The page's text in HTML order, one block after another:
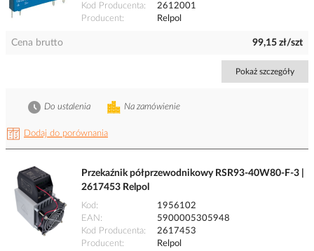
Kod Producenta
2612001
Producent
Relpol
Cena brutto 99,15 zł/szt
Pokaż szczegóły
Dodaj do porównania
Na zamówienie
Do ustalenia
Przekaźnik półprzewodnikowy RSR93-40W80-F-3 |
2617453 Relpol
Kod
1956102
EAN
5900005305948
Kod Producenta
2617453
Producent
Relpol